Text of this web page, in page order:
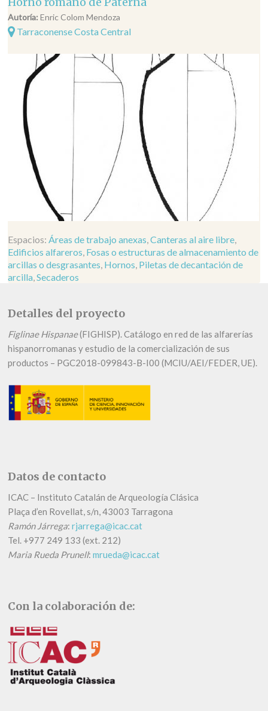
Autoría:Enric Colom Mendoza
Tarraconense Costa Central
Espacios: Áreas de trabajo anexas ,Canteras al aire libre
Edificios alfareros Fosas o estructuras de almacenamiento de
arcillas o desgrasantes Hornos Piletas de decantación de
arcilla ,Secaderos
Detalles del proyecto
Figlinae Hispanae(FIGHISP). Catálogo en red de las alfarerías
hispanorromanas y estudio de la comercialización de sus
productos – PGC2018-099843-B-I00 (MCIU/AEI/FEDER, UE).
Datos de contacto
ICAC – Instituto Catalán de Arqueología Clásica
Plaça d’en Rovellat, s/n, 43003 Tarragona
Ramón Járrega:rjarrega@icac.cat
Tel. +977 249 133 (ext. 212)
Maria Rueda Prunell:mrueda@icac.cat
Con la colaboración de: